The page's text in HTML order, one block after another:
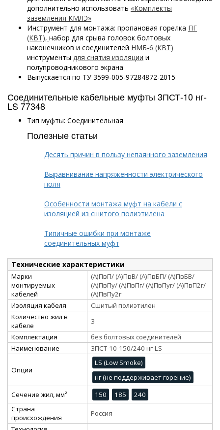
дополнительно использовать «Комплекты
заземления КМЛЭ»
Инструмент для монтажа: пропановая горелка ПГ
(КВТ), набор для срыва головок болтовых
наконечников и соединителей НМБ-6 (КВТ)
инструменты для снятия изоляции и
полупроводникового экрана
Выпускается по ТУ 3599-005-97284872-2015
Соединительные кабельные муфты 3ПСТ-10 нг-
LS 77348
Тип муфты: Соединительная
Полезные статьи
Десять причин в пользу непаянного заземления
Выравнивание напряженности электрического
поля
Особенности монтажа муфт на кабели с
изоляцией из сшитого полиэтилена
Типичные ошибки при монтаже
соединительных муфт
Технические характеристики
Марки
монтируемых
кабелей
(А)ПвП/ (А)ПвВ/ (А)ПвБП/ (А)ПвБВ/
(А)ПвПу/ (А)ПвПг/ (А)ПвПуг/ (А)ПвП2г/
(А)ПвПу2г
Изоляция кабеля
Сшитый полиэтилен
Количество жил в
кабеле
3
Комплектация
без болтовых соединителей
Наименование
3ПСТ-10-150/240 нг-LS
Опции
LS (Low Smoke)
нг (не поддерживает горение)
Сечение жил, мм²
150 185
240
Страна
происхождения
Россия